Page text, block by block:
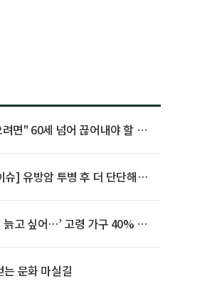
면" 60세 넘어 끊어내야 할 사
슈] 유방암 투병 후 더 단단해진
늙고 싶어…’ 고령 가구 40% 노
문화 마실길